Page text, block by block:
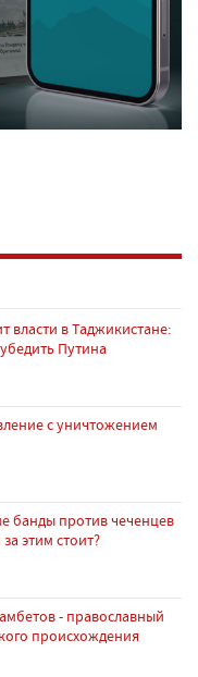
власти в Таджикистане:
Путина
с уничтожением
банды против чеченцев
этим стоит?
- православный
происхождения